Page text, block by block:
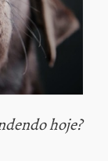
hoje?